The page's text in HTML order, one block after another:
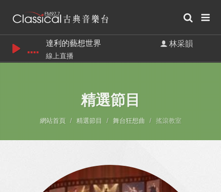
達利的藝想世界 林采韻
線上直播